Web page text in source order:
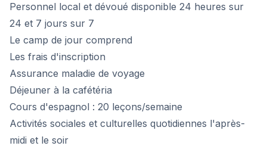
Personnel local et dévoué disponible 24 heures sur
24 et 7 jours sur 7
Le camp de jour comprend
Les frais d'inscription
Assurance maladie de voyage
Déjeuner à la cafétéria
Cours d'espagnol : 20 leçons/semaine
Activités sociales et culturelles quotidiennes l'après-
midi et le soir